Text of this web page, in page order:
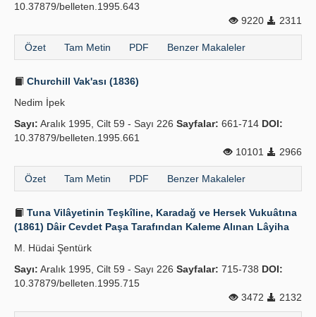
10.37879/belleten.1995.643
9220
2311
Özet Tam Metin PDF Benzer Makaleler
Churchill Vak'ası (1836)
Nedim İpek
Sayı: Aralık 1995, Cilt 59 - Sayı 226 Sayfalar: 661-714 DOI:
10.37879/belleten.1995.661
10101
2966
Özet Tam Metin PDF Benzer Makaleler
Tuna Vilâyetinin Teşkîline, Karadağ ve Hersek Vukuâtına
(1861) Dâir Cevdet Paşa Tarafından Kaleme Alınan Lâyiha
M. Hüdai Şentürk
Sayı: Aralık 1995, Cilt 59 - Sayı 226 Sayfalar: 715-738 DOI:
10.37879/belleten.1995.715
3472
2132